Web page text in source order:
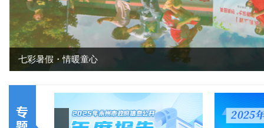
唐亚
山野田园与路桥工程相映成景
柳文化
古建遗韵
七彩暑假・情暖童心